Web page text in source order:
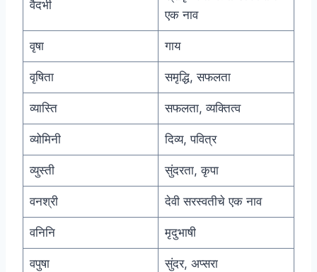
वैदर्भी
एक नाव
वृषा गाय
वृषिता समृद्धि, सफलता
व्यास्ति सफलता, व्यक्तित्व
व्योमिनी दिव्य, पवित्र
व्युस्ती सुंदरता, कृपा
वनश्री देवी सरस्वतीचे एक नाव
वनिनि मृदुभाषी
वपुषा सुंदर, अप्सरा